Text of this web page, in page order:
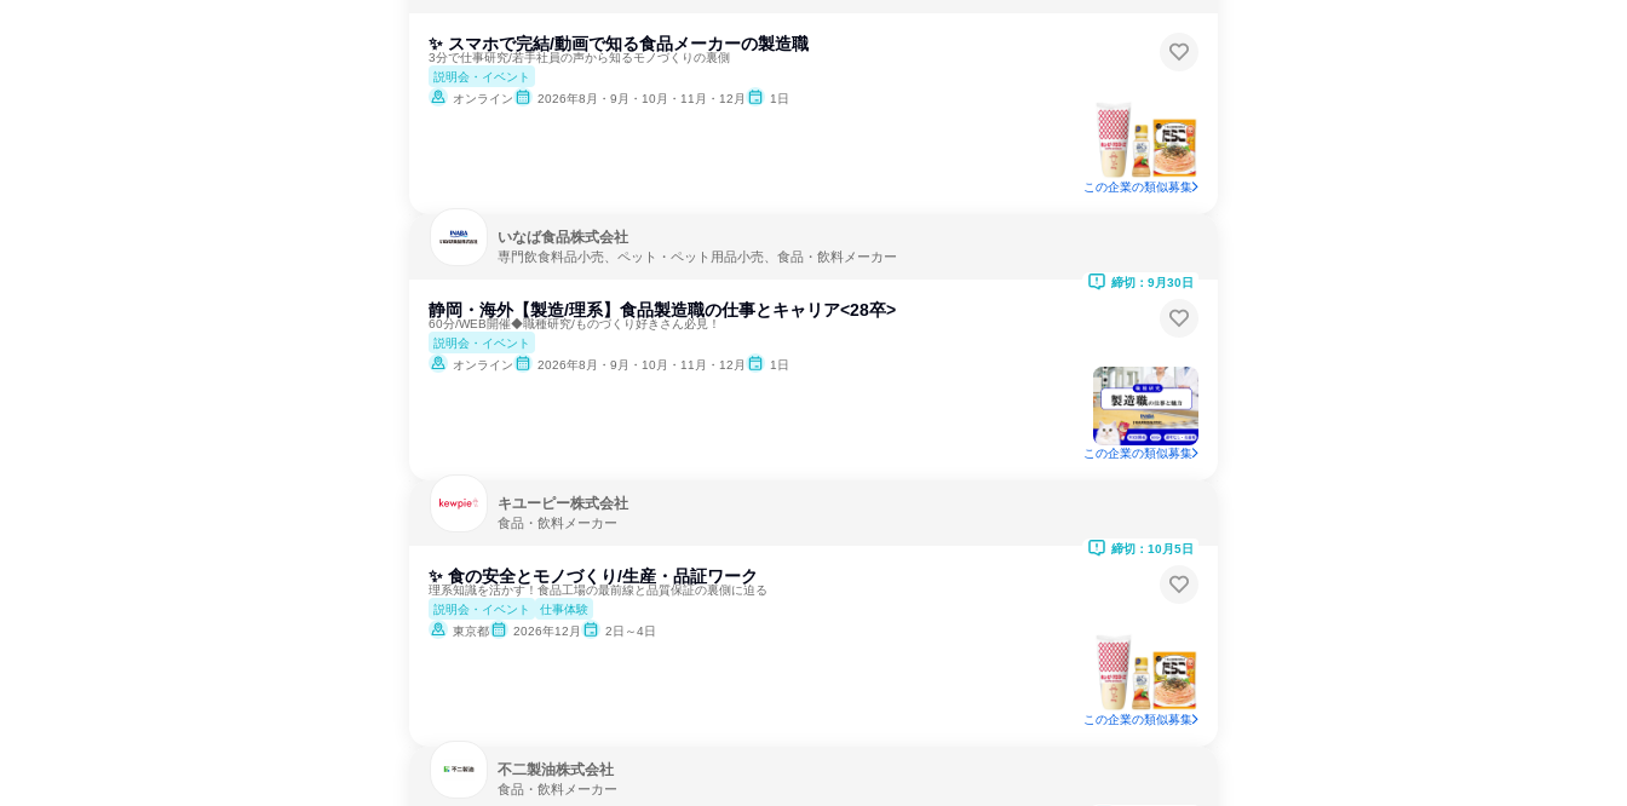
✨ スマホで完結/動画で知る食品メーカーの製造職
3分で仕事研究/若手社員の声から知るモノづくりの裏側
説明会・イベント
オンライン
2026年8月・9月・10月・11月・12月 1日
この企業の類似募集
いなば食品株式会社
専門飲食料品小売、ペット・ペット用品小売、食品・飲料メーカー
静岡・海外【製造/理系】食品製造職の仕事とキャリア<28卒>
60分/WEB開催◆職種研究/ものづくり好きさん必見！
説明会・イベント
オンライン
2026年8月・9月・10月・11月・12月 1日
締切：9月30日
この企業の類似募集
キユーピー株式会社
食品・飲料メーカー
✨ 食の安全とモノづくり/生産・品証ワーク
理系知識を活かす！食品工場の最前線と品質保証の裏側に迫る
説明会・イベント
仕事体験
東京都
2026年12月 2日～4日
締切：10月5日
この企業の類似募集
不二製油株式会社
食品・飲料メーカー